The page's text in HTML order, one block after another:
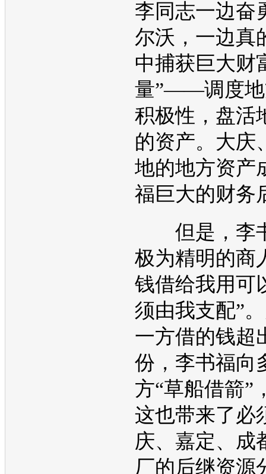
李同志一边奋
尔沃 ，一边真
中捕获巨大财
量”——调度地
积极性，盘活
的资产。大庆
地的地方资产
福巨大的财务
但是，李
极为精明的商
钱借给我用可
须由我支配”
一方借的钱超
份，李书福向
方“草船借箭”
这也带来了必
庆、嘉定、成
厂的后继资源